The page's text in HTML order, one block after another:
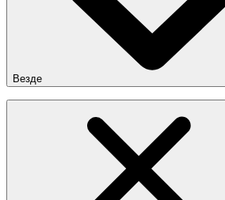
Везде